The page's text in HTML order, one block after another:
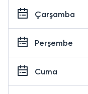
Çarşamba
Perşembe
Cuma